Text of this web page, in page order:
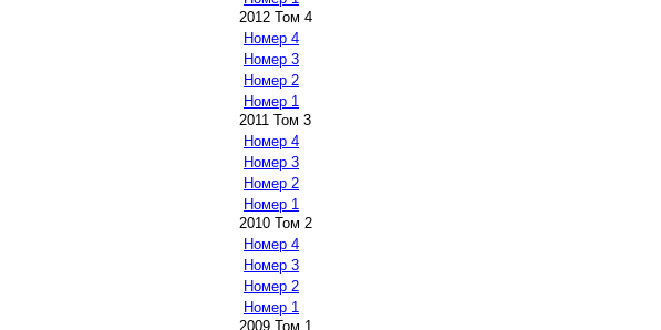
2012 Том 4
Номер 4
Номер 3
Номер 2
Номер 1
2011 Том 3
Номер 4
Номер 3
Номер 2
Номер 1
2010 Том 2
Номер 4
Номер 3
Номер 2
Номер 1
2009 Том 1